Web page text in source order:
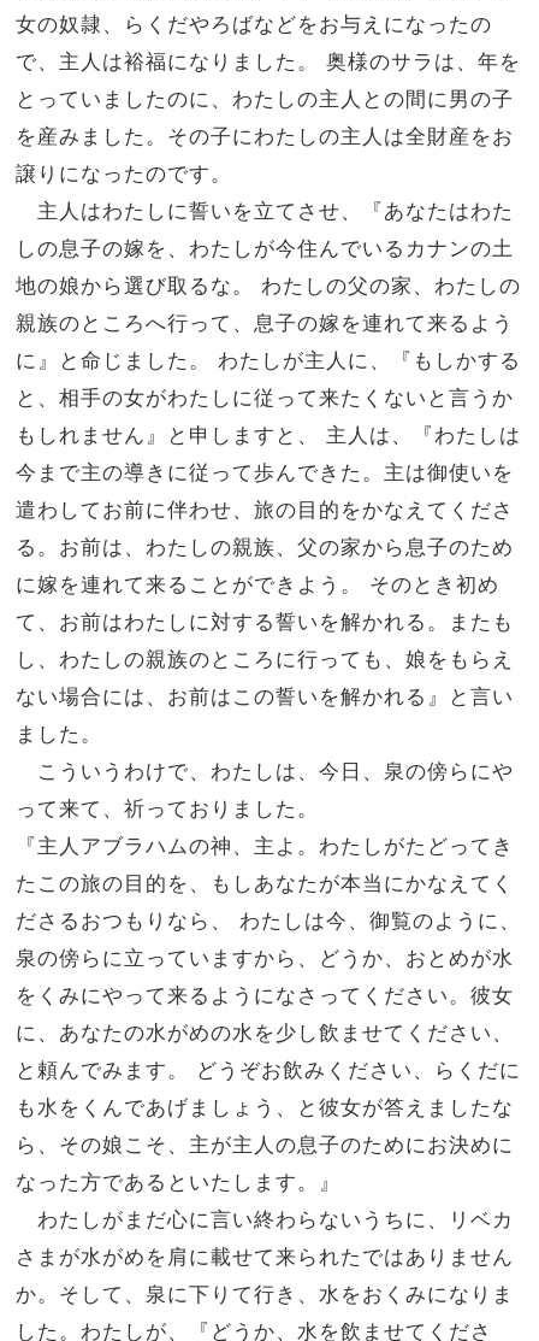
女の奴隷、らくだやろばなどをお与えになったの
で、主人は裕福になりました。
奥様のサラは、年を
とっていましたのに、わたしの主人との間に男の子
を産みました。その子にわたしの主人は全財産をお
譲りになったのです。
主人はわたしに誓いを立てさせ、『あなたはわた
しの息子の嫁を、わたしが今住んでいるカナンの土
地の娘から選び取るな。
わたしの父の家、わたしの
親族のところへ行って、息子の嫁を連れて来るよう
に』と命じました。
わたしが主人に、『もしかする
と、相手の女がわたしに従って来たくないと言うか
もしれません』と申しますと、
主人は、『わたしは
今まで主の導きに従って歩んできた。主は御使いを
遣わしてお前に伴わせ、旅の目的をかなえてくださ
る。お前は、わたしの親族、父の家から息子のため
に嫁を連れて来ることができよう。
そのとき初め
て、お前はわたしに対する誓いを解かれる。またも
し、わたしの親族のところに行っても、娘をもらえ
ない場合には、お前はこの誓いを解かれる』と言い
ました。
こういうわけで、わたしは、今日、泉の傍らにや
って来て、祈っておりました。
『主人アブラハムの神、主よ。わたしがたどってき
たこの旅の目的を、もしあなたが本当にかなえてく
ださるおつもりなら、
わたしは今、御覧のように、
泉の傍らに立っていますから、どうか、おとめが水
をくみにやって来るようになさってください。彼女
に、あなたの水がめの水を少し飲ませてください、
と頼んでみます。
どうぞお飲みください、らくだに
も水をくんであげましょう、と彼女が答えましたな
ら、その娘こそ、主が主人の息子のためにお決めに
なった方であるといたします。』
わたしがまだ心に言い終わらないうちに、リベカ
さまが水がめを肩に載せて来られたではありません
か。そして、泉に下りて行き、水をおくみになりま
した。わたしが、『どうか、水を飲ませてくださ